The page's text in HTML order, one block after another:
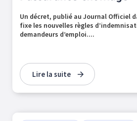
Un décret, publié au Journal Officiel
fixe les nouvelles règles
demandeurs d’emploi....
Lire la suite